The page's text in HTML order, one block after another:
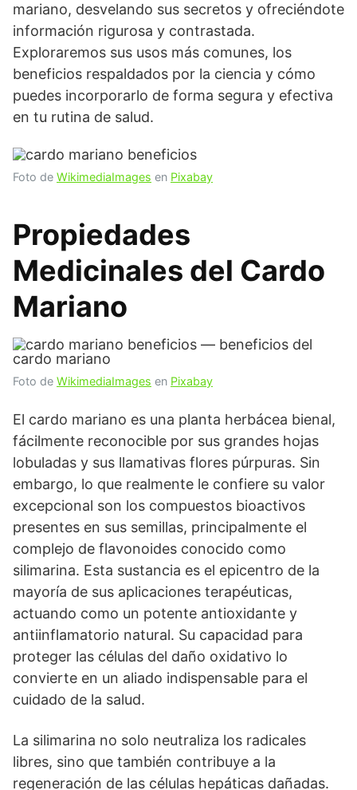
mariano, desvelando sus secretos y ofreciéndote
información rigurosa y contrastada.
Exploraremos sus usos más comunes, los
beneficios respaldados por la ciencia y cómo
puedes incorporarlo de forma segura y efectiva
en tu rutina de salud.
Foto de WikimediaImages en Pixabay
Propiedades
Medicinales del Cardo
Mariano
Foto de WikimediaImages en Pixabay
El cardo mariano es una planta herbácea bienal,
fácilmente reconocible por sus grandes hojas
lobuladas y sus llamativas flores púrpuras. Sin
embargo, lo que realmente le confiere su valor
excepcional son los compuestos bioactivos
presentes en sus semillas, principalmente el
complejo de flavonoides conocido como
silimarina. Esta sustancia es el epicentro de la
mayoría de sus aplicaciones terapéuticas,
actuando como un potente antioxidante y
antiinflamatorio natural. Su capacidad para
proteger las células del daño oxidativo lo
convierte en un aliado indispensable para el
cuidado de la salud.
La silimarina no solo neutraliza los radicales
libres, sino que también contribuye a la
regeneración de las células hepáticas dañadas.